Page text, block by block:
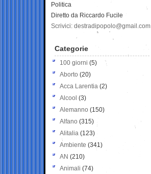
Politica
Diretto da Riccardo Fucile
Scrivici: destradipopolo@gmail.com
Categorie
100 giorni (5)
Aborto (20)
Acca Larentia (2)
Alcool (3)
Alemanno (150)
Alfano (315)
Alitalia (123)
Ambiente (341)
AN (210)
Animali (74)